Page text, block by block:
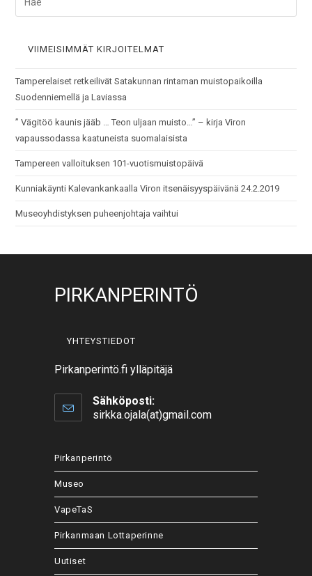
VIIMEISIMMÄT KIRJOITELMAT
Tamperelaiset retkeilivät Satakunnan rintaman muistopaikoilla
Suodenniemellä ja Laviassa
” Vägitöö kaunis jääb … Teon uljaan muisto…” – kirja Viron
vapaussodassa kaatuneista suomalaisista
Tampereen valloituksen 101-vuotismuistopäivä
Kunniakäynti Kalevankankaalla Viron itsenäisyyspäivänä 24.2.2019
Museoyhdistyksen puheenjohtaja vaihtui
PIRKANPERINTÖ
YHTEYSTIEDOT
Pirkanperintö.fi ylläpitäjä
Sähköposti:
sirkka.ojala(at)gmail.comOpens
Pirkanperintö
Museo
VapeTaS
Pirkanmaan Lottaperinne
Uutiset